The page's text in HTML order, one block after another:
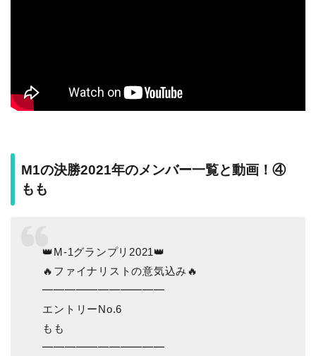
M1の決勝2021年のメンバー一覧と動画！④
もも
👑M-1グランプリ2021👑
🔥ファイナリストの意気込み🔥
━━━━━━━━━━━
エントリーNo.6
もも
━━━━━━━━━━━